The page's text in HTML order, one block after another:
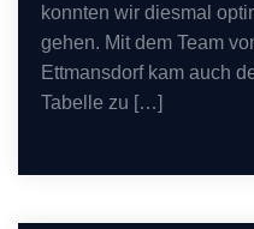
konnten wir diesmal
gehen. Mit dem Team
Ettmansdorf kam auch
Tabelle zu […]